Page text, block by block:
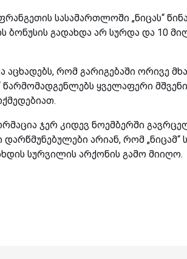
სასამართლოში „ნიცას“
ბონუსის გადახდა არ სურდა და 10
აცხადებს, რომ გარიგებაში ორივე
ყველაფერი
ჯერ კიდევ ნოემბერში
არიან, რომ „ნიცამ“
სურვილის არქონის გამო მიიღო.